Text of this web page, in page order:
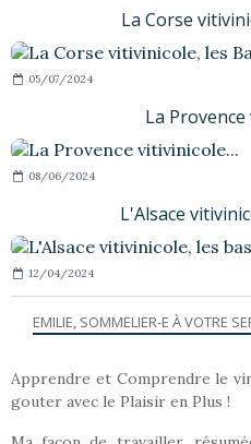
La Corse
05/07/2024
La Provence
08/06/2024
L'Alsace
12/04/2024
EMILIE, SOMMELIER-E À VOTRE
Apprendre et Comprendre le
gouter avec le Plaisir en Plus !